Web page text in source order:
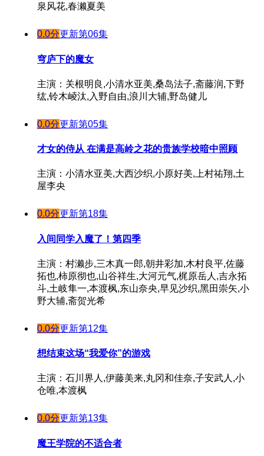
泉风花,春濑夏美
0.0分更新第06集
穹庐下的魔女
主演：关根明良,小清水亚美,桑岛法子,斋藤润,下野
纮,铃木崚汰,入野自由,浪川大辅,野岛健儿
0.0分更新第05集
才女的侍从 在满是高岭之花的贵族学校暗中照顾
主演：小清水亚美,大西沙织,小原好美,上村祐翔,土
屋李央
0.0分更新第18集
入间同学入魔了！第四季
主演：村濑步,三木真一郎,朝井彩加,木村良平,佐藤
拓也,柿原彻也,山谷祥生,大河元气,梶原岳人,吉永拓
斗,土岐隼一,本渡枫,东山奈央,早见沙织,黑田崇矢,小
野大辅,斋贺光希
0.0分更新第12集
想结束这场“我爱你”的游戏
主演：石川界人,伊藤美来,丸冈和佳奈,子安武人,小
仓唯,本渡枫
0.0分更新第13集
魔王学院的不适合者